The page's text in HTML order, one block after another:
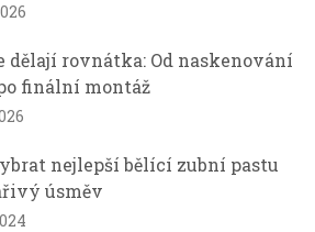
dělají rovnátka: Od naskenování
finální montáž
nejlepší bělící zubní pastu
úsměv